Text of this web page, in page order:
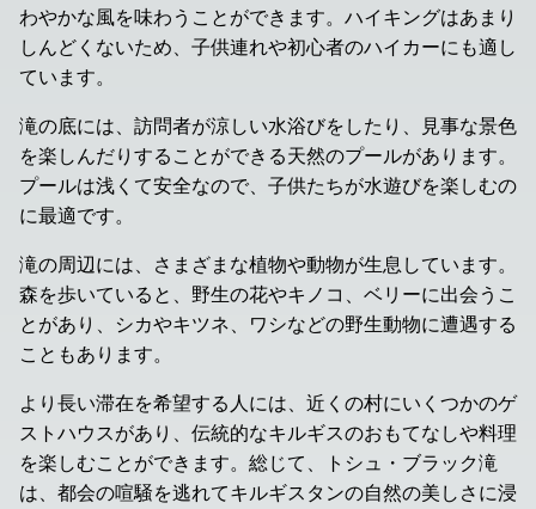
わやかな風を味わうことができます。ハイキングはあまり
しんどくないため、子供連れや初心者のハイカーにも適し
ています。
滝の底には、訪問者が涼しい水浴びをしたり、見事な景色
を楽しんだりすることができる天然のプールがあります。
プールは浅くて安全なので、子供たちが水遊びを楽しむの
に最適です。
滝の周辺には、さまざまな植物や動物が生息しています。
森を歩いていると、野生の花やキノコ、ベリーに出会うこ
とがあり、シカやキツネ、ワシなどの野生動物に遭遇する
こともあります。
より長い滞在を希望する人には、近くの村にいくつかのゲ
ストハウスがあり、伝統的なキルギスのおもてなしや料理
を楽しむことができます。総じて、トシュ・ブラック滝
は、都会の喧騒を逃れてキルギスタンの自然の美しさに浸